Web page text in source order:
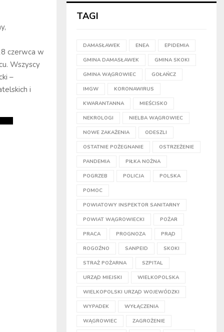
czerwca w
Wszyscy
–
i
TAGI
DAMASŁAWEK ENEA EPIDEMIA
GMINA DAMASŁAWEK GMINA SKOKI
GMINA WĄGROWIEC GOŁAŃCZ
IMGW KORONAWIRUS
KWARANTANNA MIEŚCISKO
NEKROLOGI NIELBA WĄGROWIEC
NOWE ZAKAŻENIA ODESZLI
OSTATNIE POŻEGNANIE OSTRZEŻENIE
PANDEMIA PIŁKA NOŻNA
POGRZEB POLICJA POLSKA
POMOC
POWIATOWY INSPEKTOR SANITARNY
POWIAT WĄGROWIECKI POŻAR
PRACA PROGNOZA PRĄD
ROGOŹNO SANPEID SKOKI
STRAŻ POŻARNA SZPITAL
URZĄD MIEJSKI WIELKOPOLSKA
WIELKOPOLSKI URZĄD WOJEWÓDZKI
WYPADEK WYŁĄCZENIA
WĄGROWIEC ZAGROŻENIE